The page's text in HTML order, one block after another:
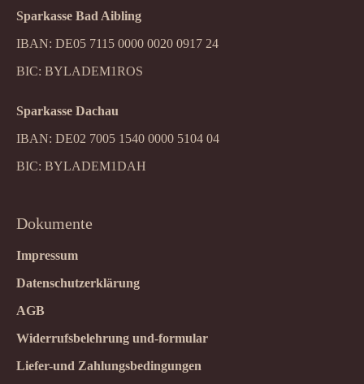
Sparkasse Bad Aibling
IBAN: DE05 7115 0000 0020 0917 24
BIC: BYLADEM1ROS
Sparkasse Dachau
IBAN: DE02 7005 1540 0000 5104 04
BIC: BYLADEM1DAH
Dokumente
Impressum
Datenschutzerklärung
AGB
Widerrufsbelehrung und-formular
Liefer-und Zahlungsbedingungen